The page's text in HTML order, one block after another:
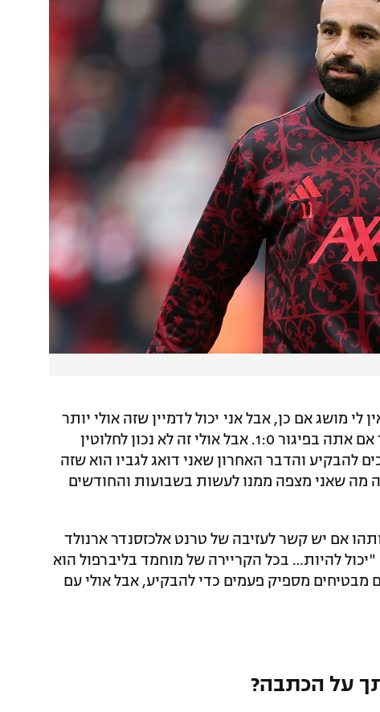
מושג אם כן, אבל אני יכול לדמיין שזה אולי יותר
קל לסיים הזדמנות אם אתה מוביל 1:3 מאשר אם אתה בפיגור 1:0. אבל אולי זה לא נכון לחלוטין
להבקיע והדבר האחרון שאני דואג לגביו הוא שזה
מה שאני מצפה ממנו לעשות בשבועות והחודשים
אם יש קשר לעזיבה של טרנט אלכזסנדר ארנולד
להיות… בכל הקריירה של מוחמד בליברפול הוא
מספיק פעמים כדי להבקיע, אבל אולי עם
על הכתבה?